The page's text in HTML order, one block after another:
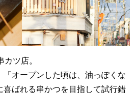
ツ店。
「オープンした頃は、油っぽくな
喜ばれる串かつを目指して試行錯